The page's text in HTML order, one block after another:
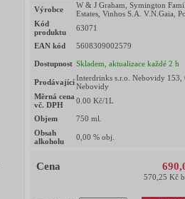
Výrobce
W & J Graham, Symington
Estates, Vinhos S.A. V.N.Gaia,
Kód
produktu
63071
EAN kód 5608309002579
Dostupnost Skladem, aktualizace každé 2 h
ProdávajícíInterdrinks s.r.o. Nebovidy 153,
Nebovidy
Měrná cena
vč. DPH
0.00 Kč/1L
Objem 750 ml.
Obsah
alkoholu
0,00 % obj.
Cena
570,25 Kč